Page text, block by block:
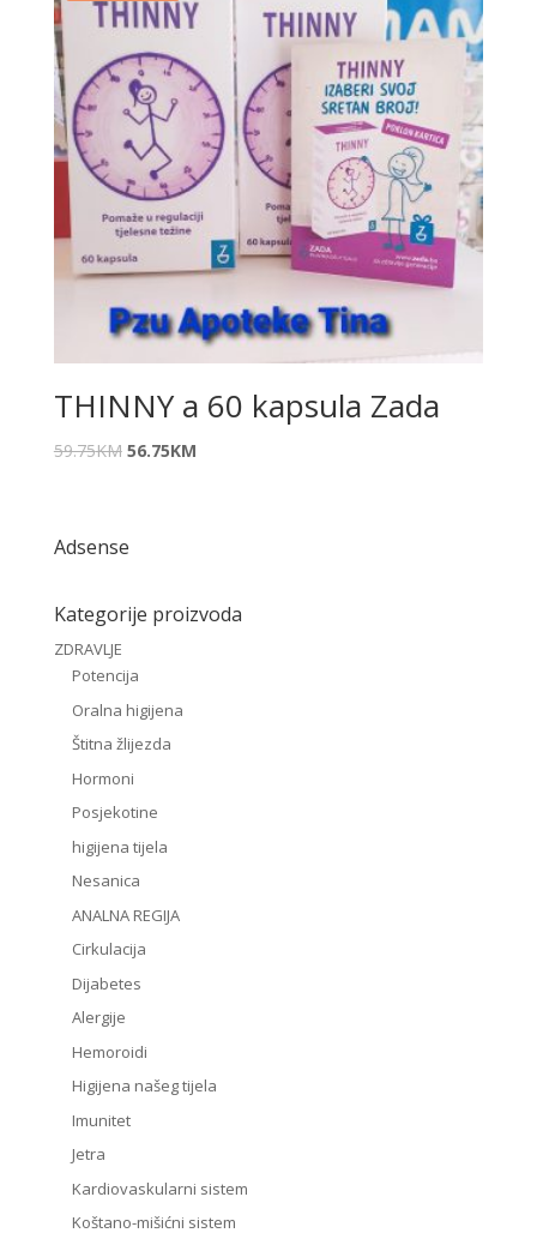
THINNY a 60 kapsula Zada
59.75KM 56.75KM
Adsense
Kategorije proizvoda
ZDRAVLJE
Potencija
Oralna higijena
Štitna žlijezda
Hormoni
Posjekotine
higijena tijela
Nesanica
ANALNA REGIJA
Cirkulacija
Dijabetes
Alergije
Hemoroidi
Higijena našeg tijela
Imunitet
Jetra
Kardiovaskularni sistem
Koštano-mišićni sistem